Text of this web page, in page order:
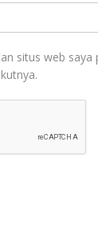
situs web saya